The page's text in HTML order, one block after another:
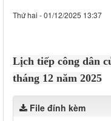
Thứ hai - 01/12/2025 13:37
Lịch tiếp công dân
tháng 12 năm 2025
File đính kèm